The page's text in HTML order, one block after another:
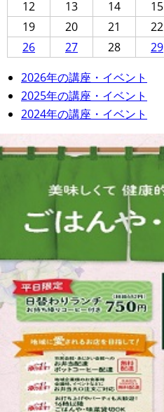
12
13 14 15
19
20 21 22
26
27 28 29
2026年の講座・イベント
2025年の講座・イベント
2024年の講座・イベント